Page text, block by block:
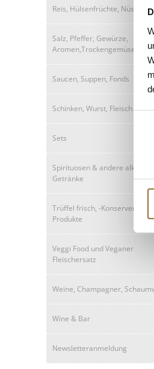
Reis, Hülsenfrüchte, Nüsse,
Salz, Pfeffer, Gewürze,
Aromen,Trockengemüse
Saucen, Suppen, Fonds
Schinken, Wurst, Fleisch
Sets
Spirituosen & andere alkolische
Getränke
Trüffel frisch, -Konserven, -Öle,
Produkte
Veggi Food und Veganer
Fleischersatz
Weine, Champagner,
Wine & Bar
Newsletteranmeldung